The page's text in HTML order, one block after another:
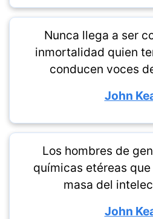
Nunca llega a ser
inmortalidad quien
conducen voces
John
Los hombres de
químicas etéreas
masa del
John